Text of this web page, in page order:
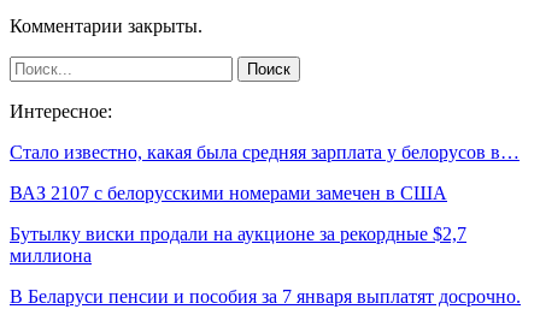
Комментарии закрыты.
Интересное:
Стало известно, какая была средняя зарплата у белорусов в…
ВАЗ 2107 с белорусскими номерами замечен в США
Бутылку виски продали на аукционе за рекордные $2,7
миллиона
В Беларуси пенсии и пособия за 7 января выплатят досрочно.